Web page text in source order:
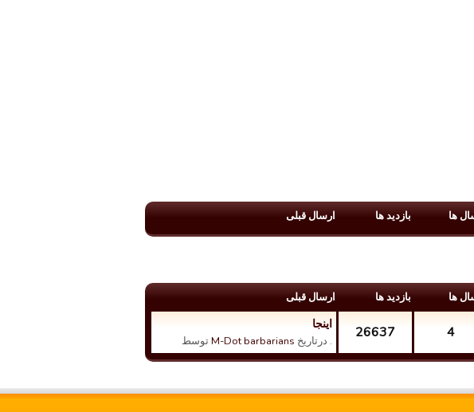
ها بازدید ها ارسال قبلی
ها بازدید ها ارسال قبلی
4
26637 اینجا
. درتاریخ M-Dot barbariansتوسط